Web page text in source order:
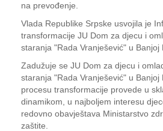
na prevođenje.
Vlada Republike Srpske usvojila je
transformacije JU Dom za djecu i
staranja "Rada Vranješević" u Banjoj
Zadužuje se JU Dom za djecu i
staranja "Rada Vranješević" u Banjoj
procesu transformacije provede u
dinamikom, u najboljem interesu
redovno obavještava Ministarstvo
zaštite.